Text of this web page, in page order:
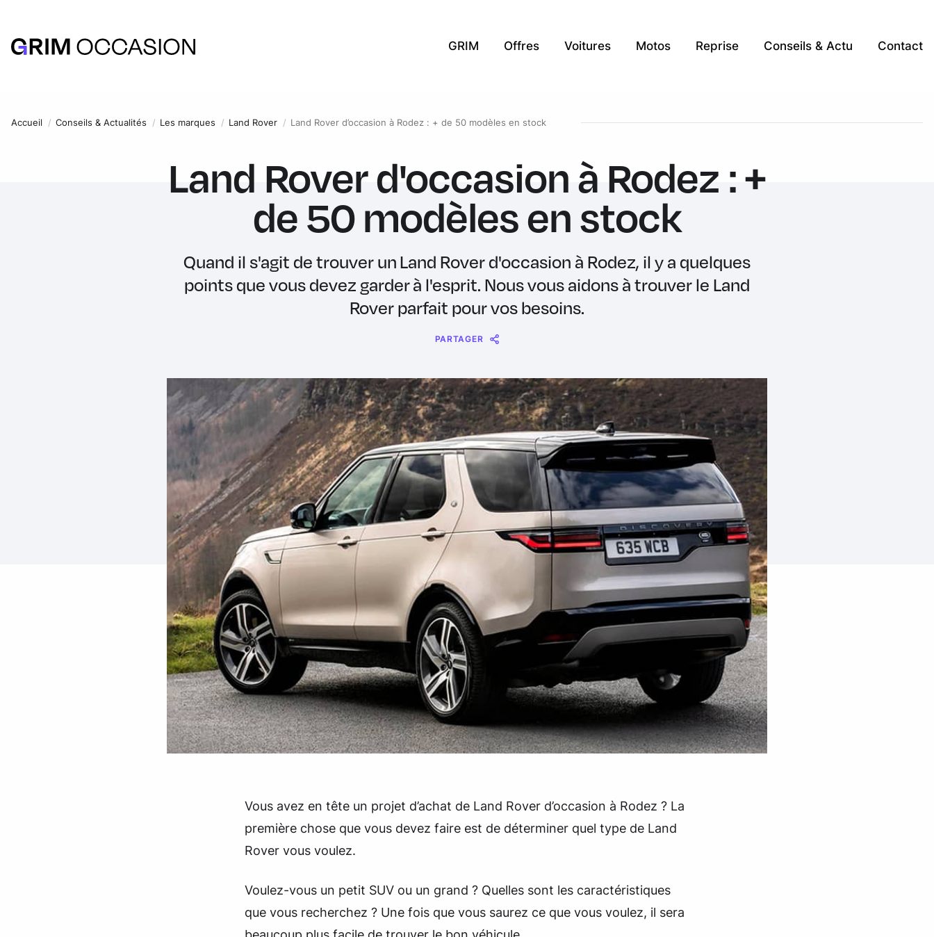
GRIM Offres Voitures Motos Reprise Conseils & Actu Contact
Accueil Conseils & Actualités Les marques Land Rover Land Rover d’occasion à Rodez : + de 50 modèles en stock
Land Rover d'occasion à Rodez : +
de 50 modèles en stock
Quand il s'agit de trouver un Land Rover d'occasion à Rodez, il y a quelques
points que vous devez garder à l'esprit. Nous vous aidons à trouver le Land
Rover parfait pour vos besoins.
PARTAGER
Message
Messenger
WhatsApp
Copy
Link
Share
Vous avez en tête un projet d’achat de Land Rover d’occasion à Rodez ? La
première chose que vous devez faire est de déterminer quel type de Land
Rover vous voulez.
Voulez-vous un petit SUV ou un grand ? Quelles sont les caractéristiques
que vous recherchez ? Une fois que vous saurez ce que vous voulez, il sera